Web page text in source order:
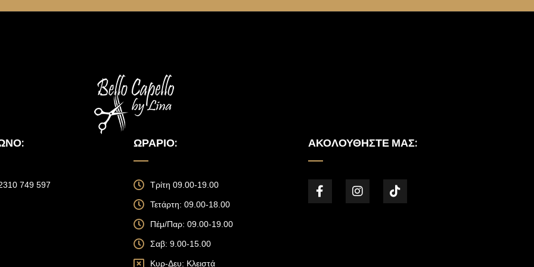
749 597
ΩΡΆΡΙΟ:
Τρίτη 09.00-19.00
Τετάρτη: 09.00-18.00
Πέμ/Παρ: 09.00-19.00
Σαβ: 9.00-15.00
Κυρ-Δευ: Κλειστά
ΑΚΟΛΟΥΘΉΣΤΕ ΜΑΣ: